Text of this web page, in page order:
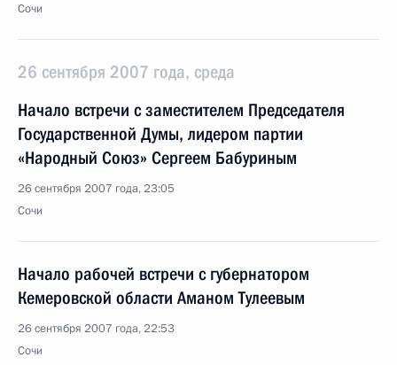
Сочи
26 сентября 2007 года, среда
Начало встречи с заместителем Председателя
Государственной Думы, лидером партии
«Народный Союз» Сергеем Бабуриным
26 сентября 2007 года, 23:05
Сочи
Начало рабочей встречи с губернатором
Кемеровской области Аманом Тулеевым
26 сентября 2007 года, 22:53
Сочи